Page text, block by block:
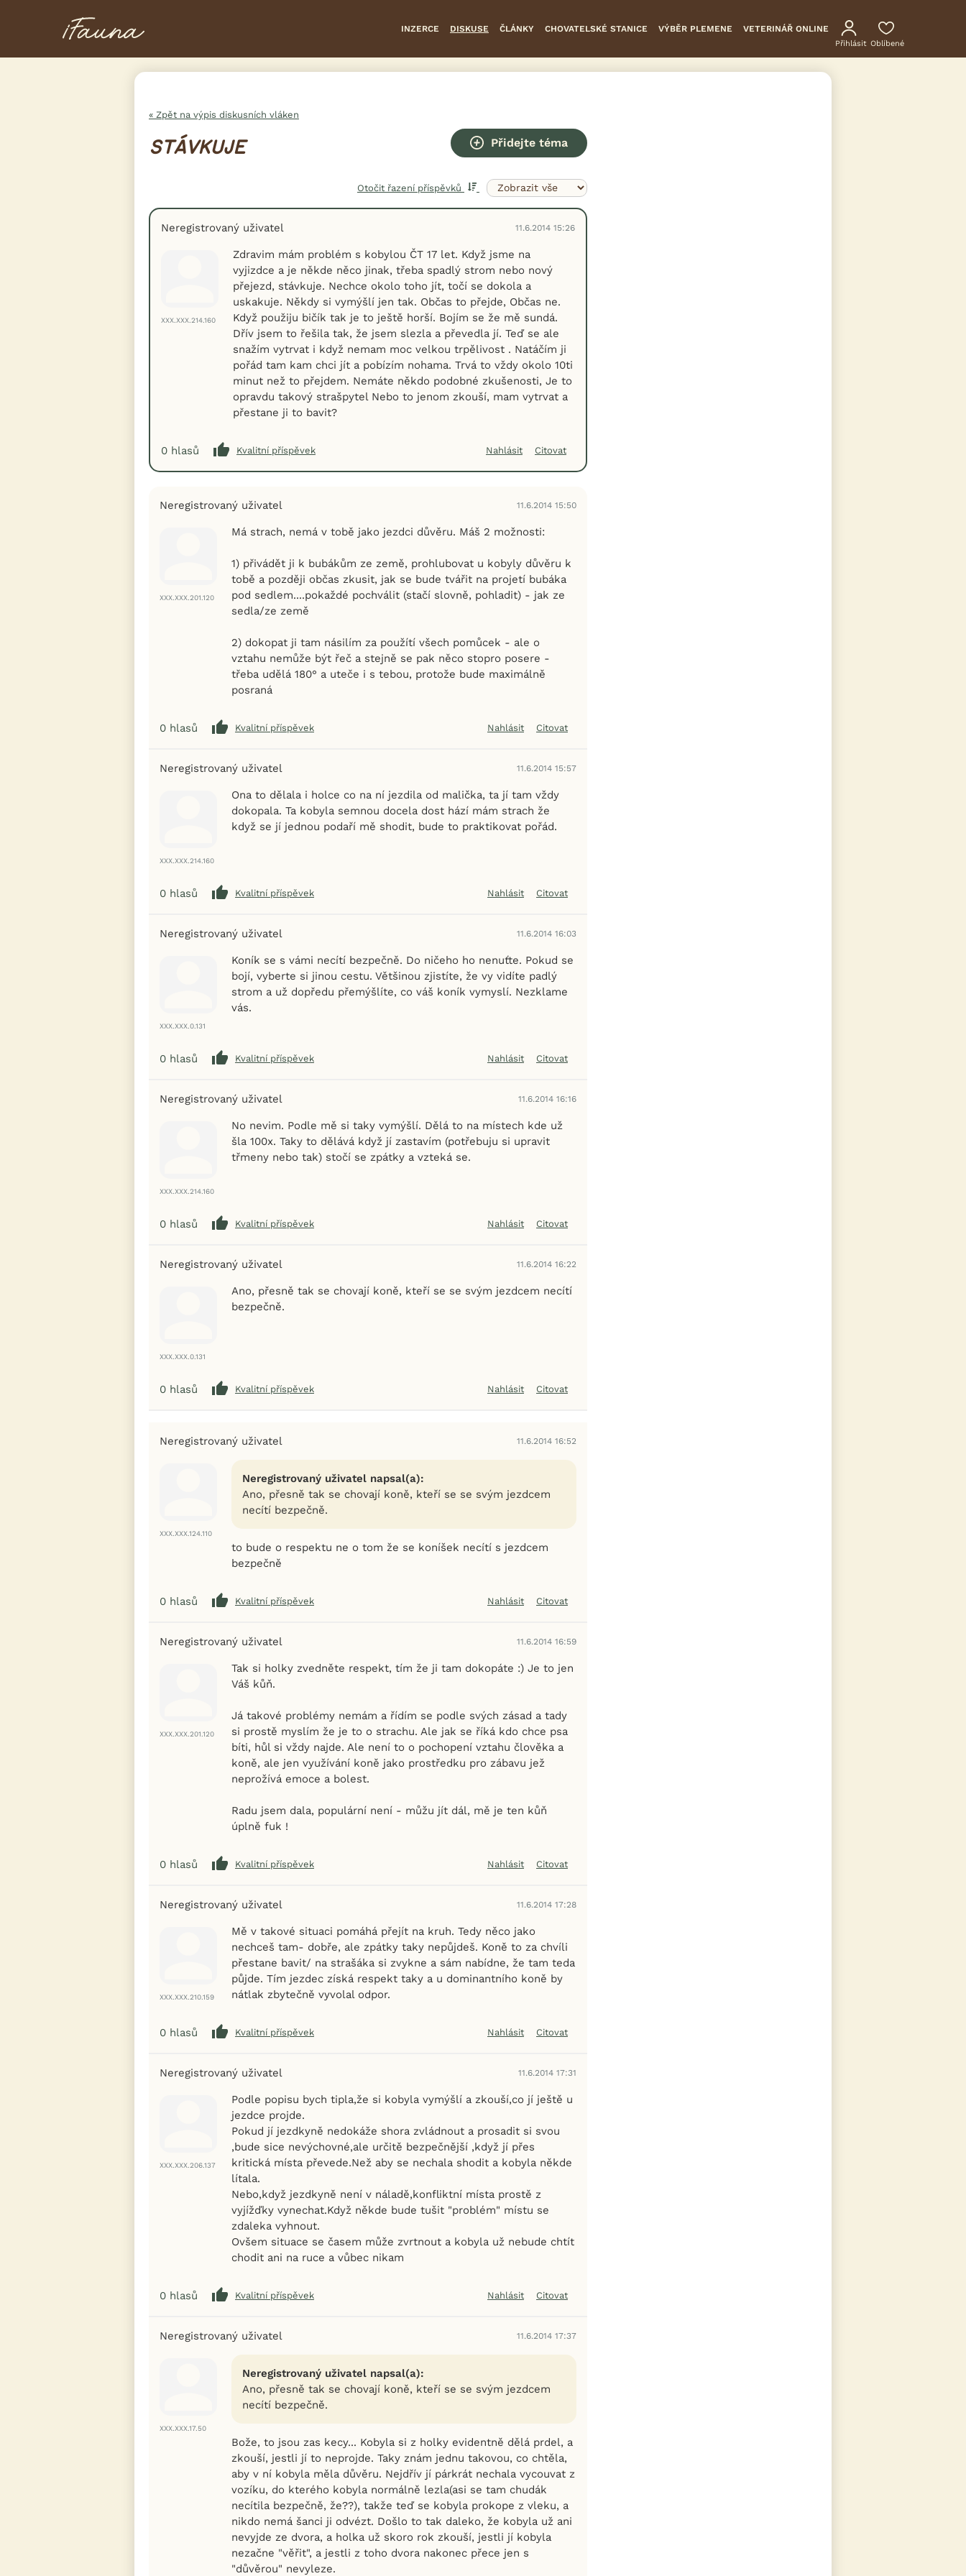
INZERCE DISKUSE ČLÁNKY CHOVATELSKÉ STANICE VÝBĚR PLEMENE VETERINÁŘ ONLINE
Přihlásit Oblíbené
« Zpět na výpis diskusních vláken
STÁVKUJE Přidejte téma
Otočit řazení příspěvků
Neregistrovaný uživatel 11.6.2014 15:26
XXX.XXX.214.160
Zdravim mám problém s kobylou ČT 17 let. Když jsme na
vyjizdce a je někde něco jinak, třeba spadlý strom nebo nový
přejezd, stávkuje. Nechce okolo toho jít, točí se dokola a
uskakuje. Někdy si vymýšlí jen tak. Občas to přejde, Občas ne.
Když použiju bičík tak je to ještě horší. Bojím se že mě sundá.
Dřív jsem to řešila tak, že jsem slezla a převedla jí. Teď se ale
snažím vytrvat i když nemam moc velkou trpělivost . Natáčím ji
pořád tam kam chci jít a pobízím nohama. Trvá to vždy okolo 10ti
minut než to přejdem. Nemáte někdo podobné zkušenosti, Je to
opravdu takový strašpytel Nebo to jenom zkouší, mam vytrvat a
přestane ji to bavit?
0 hlasů Kvalitní příspěvek Nahlásit Citovat
Neregistrovaný uživatel 11.6.2014 15:50
XXX.XXX.201.120
Má strach, nemá v tobě jako jezdci důvěru. Máš 2 možnosti:
1) přivádět ji k bubákům ze země, prohlubovat u kobyly důvěru k
tobě a později občas zkusit, jak se bude tvářit na projetí bubáka
pod sedlem....pokaždé pochválit (stačí slovně, pohladit) - jak ze
sedla/ze země
2) dokopat ji tam násilím za použítí všech pomůcek - ale o
vztahu nemůže být řeč a stejně se pak něco stopro posere -
třeba udělá 180° a uteče i s tebou, protože bude maximálně
posraná
0 hlasů Kvalitní příspěvek Nahlásit Citovat
Neregistrovaný uživatel 11.6.2014 15:57
XXX.XXX.214.160
Ona to dělala i holce co na ní jezdila od malička, ta jí tam vždy
dokopala. Ta kobyla semnou docela dost hází mám strach že
když se jí jednou podaří mě shodit, bude to praktikovat pořád.
0 hlasů Kvalitní příspěvek Nahlásit Citovat
Neregistrovaný uživatel 11.6.2014 16:03
XXX.XXX.0.131
Koník se s vámi necítí bezpečně. Do ničeho ho nenuťte. Pokud se
bojí, vyberte si jinou cestu. Většinou zjistíte, že vy vidíte padlý
strom a už dopředu přemýšlíte, co váš koník vymyslí. Nezklame
vás.
0 hlasů Kvalitní příspěvek Nahlásit Citovat
Neregistrovaný uživatel 11.6.2014 16:16
XXX.XXX.214.160
No nevim. Podle mě si taky vymýšlí. Dělá to na místech kde už
šla 100x. Taky to dělává když jí zastavím (potřebuju si upravit
třmeny nebo tak) stočí se zpátky a vzteká se.
0 hlasů Kvalitní příspěvek Nahlásit Citovat
Neregistrovaný uživatel 11.6.2014 16:22
XXX.XXX.0.131
Ano, přesně tak se chovají koně, kteří se se svým jezdcem necítí
bezpečně.
0 hlasů Kvalitní příspěvek Nahlásit Citovat
Neregistrovaný uživatel 11.6.2014 16:52
XXX.XXX.124.110
Neregistrovaný uživatel napsal(a):
Ano, přesně tak se chovají koně, kteří se se svým jezdcem
necítí bezpečně.
to bude o respektu ne o tom že se koníšek necítí s jezdcem
bezpečně
0 hlasů Kvalitní příspěvek Nahlásit Citovat
Neregistrovaný uživatel 11.6.2014 16:59
XXX.XXX.201.120
Tak si holky zvedněte respekt, tím že ji tam dokopáte :) Je to jen
Váš kůň.
Já takové problémy nemám a řídím se podle svých zásad a tady
si prostě myslím že je to o strachu. Ale jak se říká kdo chce psa
bíti, hůl si vždy najde. Ale není to o pochopení vztahu člověka a
koně, ale jen využívání koně jako prostředku pro zábavu jež
neprožívá emoce a bolest.
Radu jsem dala, populární není - můžu jít dál, mě je ten kůň
úplně fuk !
0 hlasů Kvalitní příspěvek Nahlásit Citovat
Neregistrovaný uživatel 11.6.2014 17:28
XXX.XXX.210.159
Mě v takové situaci pomáhá přejít na kruh. Tedy něco jako
nechceš tam- dobře, ale zpátky taky nepůjdeš. Koně to za chvíli
přestane bavit/ na strašáka si zvykne a sám nabídne, že tam teda
půjde. Tím jezdec získá respekt taky a u dominantního koně by
nátlak zbytečně vyvolal odpor.
0 hlasů Kvalitní příspěvek Nahlásit Citovat
Neregistrovaný uživatel 11.6.2014 17:31
XXX.XXX.206.137
Podle popisu bych tipla,že si kobyla vymýšlí a zkouší,co jí ještě u
jezdce projde.
Pokud jí jezdkyně nedokáže shora zvládnout a prosadit si svou
,bude sice nevýchovné,ale určitě bezpečnější ,když jí přes
kritická místa převede.Než aby se nechala shodit a kobyla někde
lítala.
Nebo,když jezdkyně není v náladě,konfliktní místa prostě z
vyjížďky vynechat.Když někde bude tušit "problém" místu se
zdaleka vyhnout.
Ovšem situace se časem může zvrtnout a kobyla už nebude chtít
chodit ani na ruce a vůbec nikam
0 hlasů Kvalitní příspěvek Nahlásit Citovat
Neregistrovaný uživatel 11.6.2014 17:37
XXX.XXX.17.50
Neregistrovaný uživatel napsal(a):
Ano, přesně tak se chovají koně, kteří se se svým jezdcem
necítí bezpečně.
Bože, to jsou zas kecy... Kobyla si z holky evidentně dělá prdel, a
zkouší, jestli jí to neprojde. Taky znám jednu takovou, co chtěla,
aby v ní kobyla měla důvěru. Nejdřív jí párkrát nechala vycouvat z
vozíku, do kterého kobyla normálně lezla(asi se tam chudák
necítila bezpečně, že??), takže teď se kobyla prokope z vleku, a
nikdo nemá šanci ji odvézt. Došlo to tak daleko, že kobyla už ani
nevyjde ze dvora, a holka už skoro rok zkouší, jestli jí kobyla
nezačne "věřit", a jestli z toho dvora nakonec přece jen s
"důvěrou" nevyleze.